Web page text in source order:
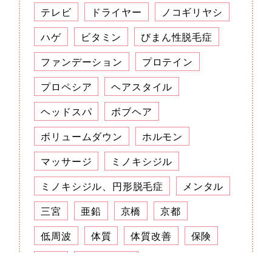
テレビ
ドライヤー
ノコギリヤシ
ハゲ
ビタミン
びまん性脱毛症
ファンデーション
プロテイン
プロペシア
ヘアスタイル
ヘッドスパ
ボブヘア
ボリュームダウン
ホルモン
マッサージ
ミノキシジル
ミノキシジル、円形脱毛症
メンタル
三宮
亜鉛 京橋
京都
低周波
体質 体質改善
保険